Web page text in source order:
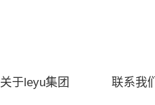
关于leyu集团 联系我们